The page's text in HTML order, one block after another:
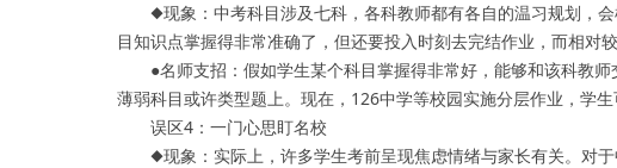
◆现象：中考科目涉及七科，各科教师都有各自的温习规划，会
目知识点掌握得非常准确了，但还要投入时刻去完结作业，而相对
●名师支招：假如学生某个科目掌握得非常好，能够和该科教师
薄弱科目或许类型题上。现在，126中学等校园实施分层作业，学生
误区4：一门心思盯名校
◆现象：实际上，许多学生考前呈现焦虑情绪与家长有关。对于